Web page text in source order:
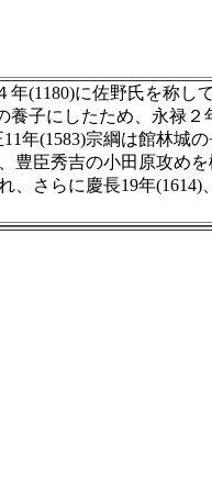
(1180)に佐野氏を称し
子にしたため、永禄２
年(1583)宗綱は館林城
豊臣秀吉の小田原攻め
、さらに慶長19年(1614)